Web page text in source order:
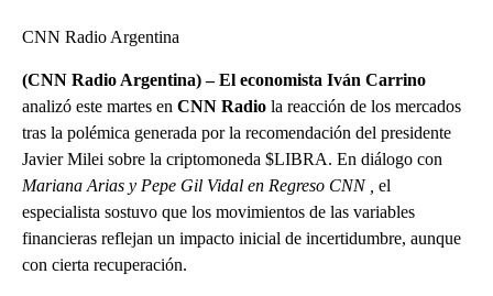
CNN Radio Argentina
(CNN Radio Argentina) – El economista Iván Carrino
analizó este martes en CNN Radio la reacción de los mercados
tras la polémica generada por la recomendación del presidente
Javier Milei sobre la criptomoneda $LIBRA. En diálogo con
Mariana Arias y Pepe Gil Vidal en Regreso CNN ,
el
especialista sostuvo que los movimientos de las variables
financieras reflejan un impacto inicial de incertidumbre, aunque
con cierta recuperación.